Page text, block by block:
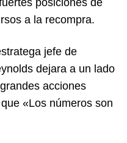
posiciones de
a la recompra.
jefe de
dejara a un lado
acciones
«Los números son